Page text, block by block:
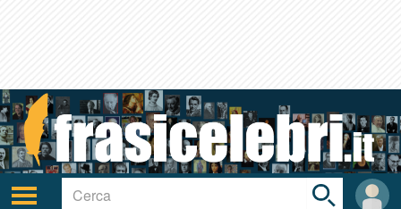
Attiva/disattiva
navigazione
User
area
Toggle
search
bar